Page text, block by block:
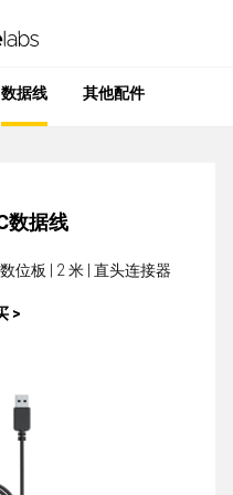
数据线 其他配件
数据线
位板 | 2 米 | 直头连接器
>